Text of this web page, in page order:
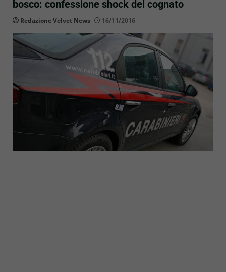
bosco: confessione shock del cognato
Redazione Velvet News 16/11/2016